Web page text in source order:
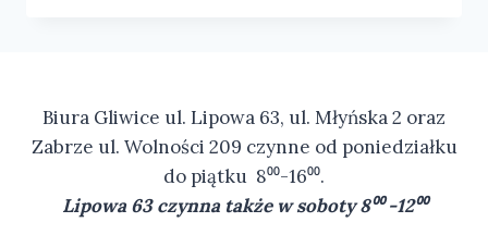
Biura Gliwice ul. Lipowa 63, ul. Młyńska 2 oraz
Zabrze ul. Wolności 209 czynne od poniedziałku
do piątku 8⁰⁰-16⁰⁰.
Lipowa 63 czynna także w soboty 8⁰⁰ -12⁰⁰